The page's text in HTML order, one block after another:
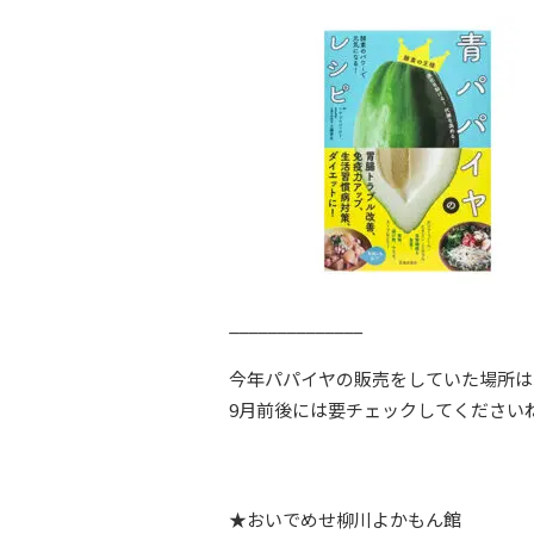
今年パパイヤの販売をしていた場所は
9月前後には要チェックしてください
★おいでめせ柳川よかもん館